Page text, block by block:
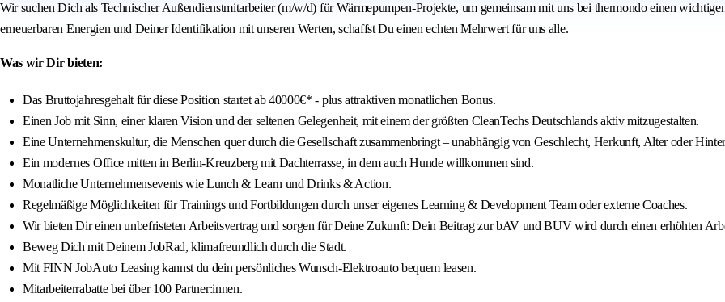
Wir suchen Dich als Technischer Außendienstmitarbeiter (m/w/d) für Wärmepumpen-Projekte, um gemeinsam mit uns bei thermondo einen
erneuerbaren Energien und Deiner Identifikation mit unseren Werten, schaffst Du einen echten Mehrwert für uns alle.
Was wir Dir bieten:
Das Bruttojahresgehalt für diese Position startet ab 40000€* - plus attraktiven monatlichen Bonus.
Einen Job mit Sinn, einer klaren Vision und der seltenen Gelegenheit, mit einem der größten CleanTechs Deutschlands aktiv mitzugestalten.
Eine Unternehmenskultur, die Menschen quer durch die Gesellschaft zusammenbringt – unabhängig von Geschlecht, Herkunft, Alter oder
Ein modernes Office mitten in Berlin-Kreuzberg mit Dachterrasse, in dem auch Hunde willkommen sind.
Monatliche Unternehmensevents wie Lunch & Learn und Drinks & Action.
Regelmäßige Möglichkeiten für Trainings und Fortbildungen durch unser eigenes Learning & Development Team oder externe Coaches.
Wir bieten Dir einen unbefristeten Arbeitsvertrag und sorgen für Deine Zukunft: Dein Beitrag zur bAV und BUV wird durch einen erhöhten
Beweg Dich mit Deinem JobRad, klimafreundlich durch die Stadt.
Mit FINN JobAuto Leasing kannst du dein persönliches Wunsch-Elektroauto bequem leasen.
Mitarbeiterrabatte bei über 100 Partner:innen.